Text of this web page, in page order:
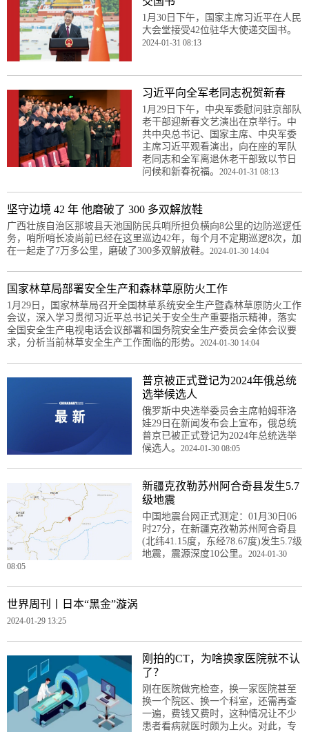
1月30日下午，国家主席习近平在人民
大会堂接受42位驻华大使递交国书。
2024-01-31 08:13
习近平向全军老同志祝贺新春
1月29日下午，中央军委慰问驻京部队
老干部迎新春文艺演出在京举行。中
共中央总书记、国家主席、中央军委
主席习近平观看演出，向在座的军队
老同志和全军离退休老干部致以节日
问候和新春祝福。 2024-01-31 08:13
坚守边境 42 年 他磨破了 300 多双解放鞋
广西壮族自治区那坡县天池国防民兵哨所担负横向8公里的边防巡逻任
务，哨所哨长凌尚前已经在这里巡边42年，每个月不定期巡逻8次，加
在一起走了7万多公里，磨破了300多双解放鞋。 2024-01-30 14:04
国家林草局部署安全生产和森林草原防火工作
1月29日，国家林草局召开全国林草系统安全生产暨森林草原防火工作
会议，深入学习贯彻习近平总书记关于安全生产重要指示精神，落实
全国安全生产电视电话会议部署和国务院安全生产委员会全体会议要
求，分析当前林草安全生产工作面临的形势。 2024-01-30 14:04
普京被正式登记为2024年俄总统
选举候选人
俄罗斯中央选举委员会主席帕姆菲洛
娃29日在新闻发布会上宣布，俄总统
普京已被正式登记为2024年总统选举
候选人。 2024-01-30 08:05
新疆克孜勒苏州阿合奇县发生5.7
级地震
中国地震台网正式测定：01月30日06
时27分，在新疆克孜勒苏州阿合奇县
(北纬41.15度，东经78.67度)发生5.7级
地震，震源深度10公里。 2024-01-30
08:05
世界周刊丨日本“黑金”漩涡
2024-01-29 13:25
刚拍的CT，为啥换家医院就不认
了？
刚在医院做完检查，换一家医院甚至
换一个院区、换一个科室，还需再查
一遍，费钱又费时，这种情况让不少
患者看病就医时颇为上火。对此，专